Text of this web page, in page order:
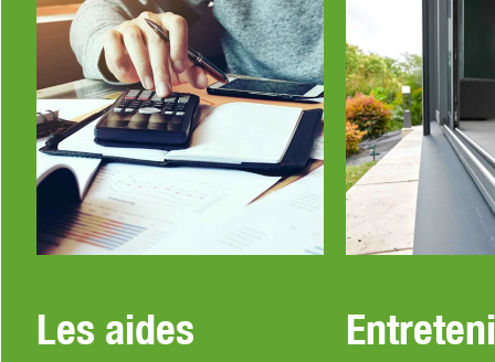
Les aides